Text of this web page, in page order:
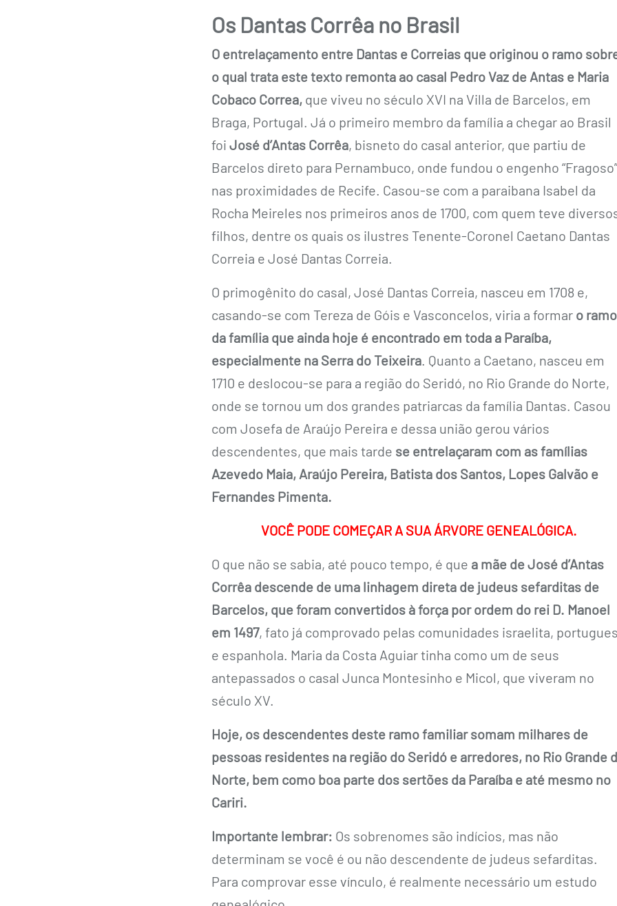
Os Dantas Corrêa no Brasil
O entrelaçamento entre Dantas e Correias que originou o ramo
o qual trata este texto remonta ao casal Pedro Vaz de Antas e Maria
Cobaco Correa, que viveu no século XVI na Villa de Barcelos, em
Braga, Portugal. Já o primeiro membro da família a chegar ao Brasil
foi José d’Antas Corrêa, bisneto do casal anterior, que partiu de
Barcelos direto para Pernambuco, onde fundou o engenho
nas proximidades de Recife. Casou-se com a paraibana Isabel da
Rocha Meireles nos primeiros anos de 1700, com quem teve
filhos, dentre os quais os ilustres Tenente-Coronel Caetano Dantas
Correia e José Dantas Correia.
O primogênito do casal, José Dantas Correia, nasceu em 1708 e,
casando-se com Tereza de Góis e Vasconcelos, viria a formar o ramo
da família que ainda hoje é encontrado em toda a Paraíba,
especialmente na Serra do Teixeira. Quanto a Caetano, nasceu em
1710 e deslocou-se para a região do Seridó, no Rio Grande do Norte,
onde se tornou um dos grandes patriarcas da família Dantas. Casou
com Josefa de Araújo Pereira e dessa união gerou vários
descendentes, que mais tarde se entrelaçaram com as famílias
Azevedo Maia, Araújo Pereira, Batista dos Santos, Lopes Galvão e
Fernandes Pimenta.
VOCÊ PODE COMEÇAR A SUA ÁRVORE GENEALÓGICA.
O que não se sabia, até pouco tempo, é que a mãe de José d’Antas
Corrêa descende de uma linhagem direta de judeus sefarditas de
Barcelos, que foram convertidos à força por ordem do rei D. Manoel
em 1497, fato já comprovado pelas comunidades israelita,
e espanhola. Maria da Costa Aguiar tinha como um de seus
antepassados o casal Junca Montesinho e Micol, que viveram no
século XV.
Hoje, os descendentes deste ramo familiar somam milhares de
pessoas residentes na região do Seridó e arredores, no Rio Grande
Norte, bem como boa parte dos sertões da Paraíba e até mesmo no
Cariri.
Importante lembrar: Os sobrenomes são indícios, mas não
determinam se você é ou não descendente de judeus sefarditas.
Para comprovar esse vínculo, é realmente necessário um estudo